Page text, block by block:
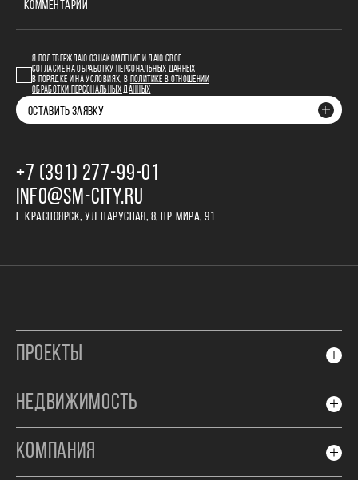
КОММЕНТАРИЙ
Я ПОДТВЕРЖДАЮ ОЗНАКОМЛЕНИЕ И ДАЮ СВОЕ
СОГЛАСИЕ НА ОБРАБОТКУ ПЕРСОНАЛЬНЫХ ДАННЫХ
В ПОРЯДКЕ И НА УСЛОВИЯХ, В
ПОЛИТИКЕ В ОТНОШЕНИИ
ОБРАБОТКИ ПЕРСОНАЛЬНЫХ ДАННЫХ
ОСТАВИТЬ ЗАЯВКУ
+7 (391) 277‒99‒01
INFO@SM-CITY.RU
Г. КРАСНОЯРСК, УЛ. ПАРУСНАЯ, 8, ПР. МИРА, 91
ПРОЕКТЫ
НЕДВИЖИМОСТЬ
КОМПАНИЯ